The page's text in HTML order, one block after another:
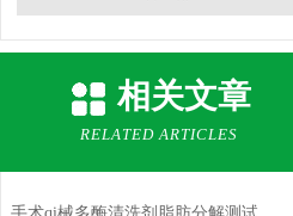
相关文章
RELATED ARTICLES